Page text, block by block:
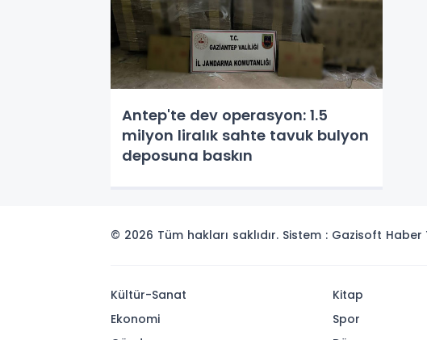
Antep'te dev operasyon: 1.5
milyon liralık sahte tavuk bulyon
deposuna baskın
© 2026 Tüm hakları saklıdır. Sistem : Gazisoft Haber
Kültür-Sanat
Ekonomi
Kitap
Spor